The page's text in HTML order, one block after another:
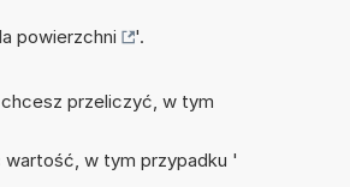
powierzchni
'.
przeliczyć, w tym
w tym przypadku '